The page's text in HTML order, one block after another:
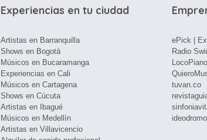
Experiencias en tu ciudad
Artistas en Barranquilla
Shows en Bogotá
Músicos en Bucaramanga
Experiencias en Cali
Músicos en Cartagena
Shows en Cúcuta
Artistas en Ibagué
Músicos en Medellín
Artistas en Villavicencio
ePick |
Radio
tuvan.co